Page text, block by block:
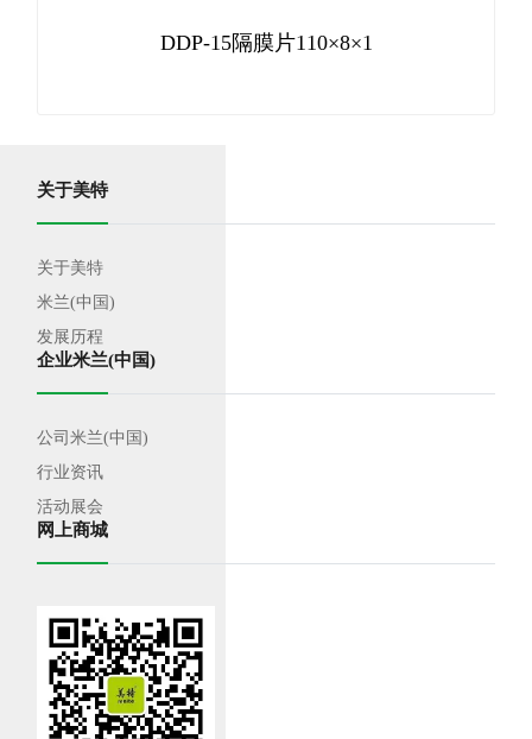
DDP-15隔膜片110×8×1
关于美特
关于美特
米兰(中国)
发展历程
企业米兰(中国)
公司米兰(中国)
行业资讯
活动展会
网上商城